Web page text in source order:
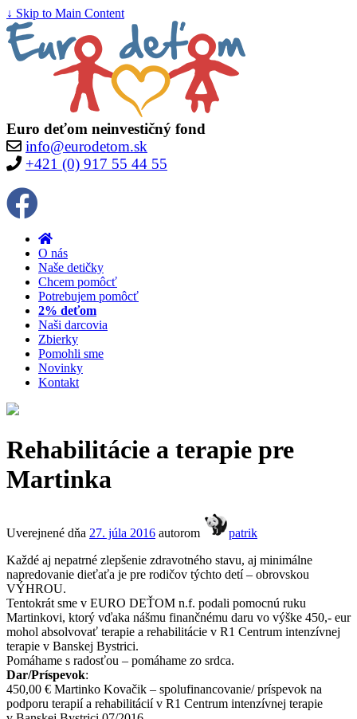
↓ Skip to Main Content
Euro deťom neinvestičný fond
info@eurodetom.sk
+421 (0) 917 55 44 55
O nás
Naše detičky
Chcem pomôcť
Potrebujem pomôcť
2% deťom
Naši darcovia
Zbierky
Pomohli sme
Novinky
Kontakt
Rehabilitácie a terapie pre
Martinka
Uverejnené dňa 27. júla 2016 autorom
patrik
Každé aj nepatrné zlepšenie zdravotného stavu, aj minimálne
napredovanie dieťaťa je pre rodičov týchto detí – obrovskou
VÝHROU.
Tentokrát sme v EURO DEŤOM n.f. podali pomocnú ruku
Martinkovi, ktorý vďaka nášmu finančnému daru vo výške 450,- eur
mohol absolvovať terapie a rehabilitácie v R1 Centrum intenzívnej
terapie v Banskej Bystrici.
Pomáhame s radosťou – pomáhame zo srdca.
Dar/Príspevok:
450,00 € Martinko Kovačik – spolufinancovanie/ príspevok na
podporu terapií a rehabilitácií v R1 Centrum intenzívnej terapie